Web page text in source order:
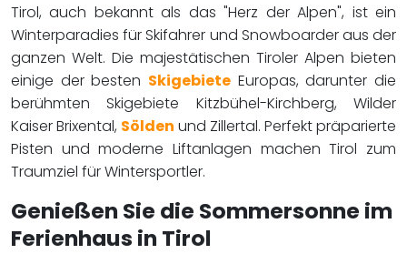
Tirol, auch bekannt als das "Herz der Alpen", ist ein
Winterparadies für Skifahrer und Snowboarder aus der
ganzen Welt. Die majestätischen Tiroler Alpen bieten
einige der besten Skigebiete Europas, darunter die
berühmten Skigebiete Kitzbühel-Kirchberg, Wilder
Kaiser Brixental, Sölden und Zillertal. Perfekt präparierte
Pisten und moderne Liftanlagen machen Tirol zum
Traumziel für Wintersportler.
Genießen Sie die Sommersonne im
Ferienhaus in Tirol